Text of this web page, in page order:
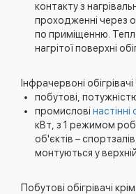
контакту з
проходженні через
по приміщенню.
нагрітої поверхні
Інфрачервоні
побутові,
промислові настінні
кВт, з 1 режимом
об'єктів –
монтуються у
Побутові обігрівачі